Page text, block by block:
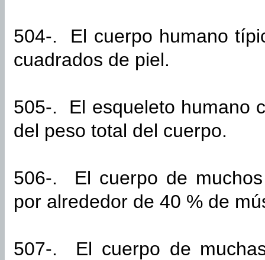
504-. El cuerpo humano
cuadrados de piel.
505-. El esqueleto humano
del peso total del cuerpo.
506-. El cuerpo de
por alrededor de 40 % de
507-. El cuerpo de